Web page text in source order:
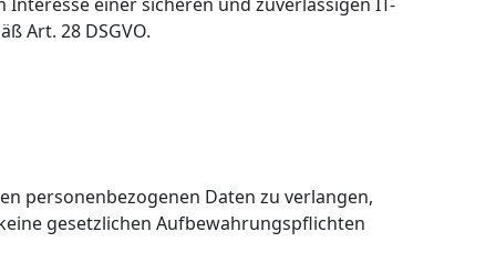
Art. 28 DSGVO.
personenbezogenen Daten zu verlangen,
gesetzlichen Aufbewahrungspflichten